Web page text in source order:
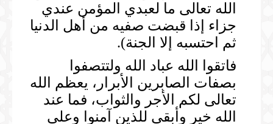
الله تعالى ما لعبدي المؤمن عندي
جزاء إذا قبضت صفيه من أهل الدنيا
ثم احتسبه إلا الجنة).
فاتقوا الله عباد الله ولتتصفوا
بصفات الصابرين الأبرار، يعظم الله
تعالى لكم الأجر والثواب، فما عند
الله خير وأبقى للذين آمنوا وعلى